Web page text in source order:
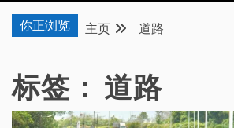
你正浏览 主页 道路
标签： 道路